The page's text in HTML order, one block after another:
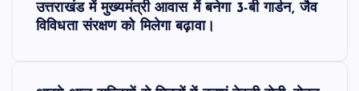
उत्तराखंड में मुख्यमंत्री आवास में बनेगा 3-बी गार्डन, जैव
विविधता संरक्षण को मिलेगा बढ़ावा।